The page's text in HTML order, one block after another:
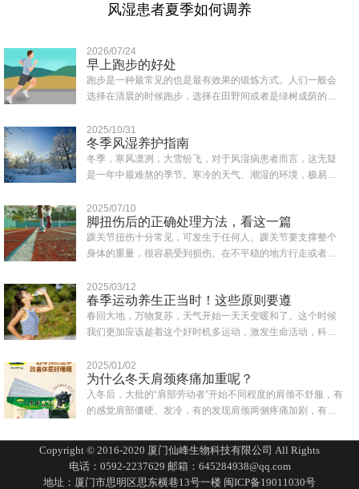
风湿患者夏季如何调养
2026/07/24
早上跑步的好处
跑步是一种最常见的也是最有效果的锻炼方式。人们一般会
选择在清晨的时候跑步，选择在田野间或者是绿树成荫的地
2025/10/31
冬季风湿养护指南
冬季，寒风凛冽，大雪纷飞，对于风湿病患者而言，这无疑
是一年中最难熬的季节。寒冷的天气、潮湿的环境，极易诱
2025/07/10
脚扭伤后的正确处理方法，看这一篇
踝关节扭伤十分常见，可发生于任何人。踝关节要支撑整个
身体的重量，很容易受到损伤。在不平稳的地方行走或者鞋
2025/03/12
春季运动养生正当时！这些原则要遵
春回大地，万物复苏，天气开始一天天变暖和了。这个时候
我们更加应该趁着这个好时机多运动，激发生命活动，科学
2025/01/02
为什么冬天肩颈疼痛加重呢？
入冬后，大批的“肩部劳动者”开始不同程度的肩颈不舒服，有
的感觉肩部僵硬、发冷，有的发现肩颈两侧疼痛加剧，有的
Copyright © 2016-2020 厦门仙峰生物科技有限公司 All Rights
电话：0592-2237629 邮箱：645284938@qq.com
地址：厦门市思明区思东横巷13号一楼 闽ICP备19011030号